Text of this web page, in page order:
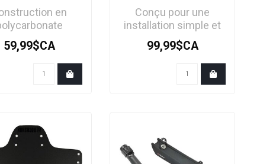
Noir, Paireen
aux chocs et
flexible
et tig..
59,99$CA
Conçu pour une
installation simple et
une protection
exceptionnelle. Dites
99,99$CA